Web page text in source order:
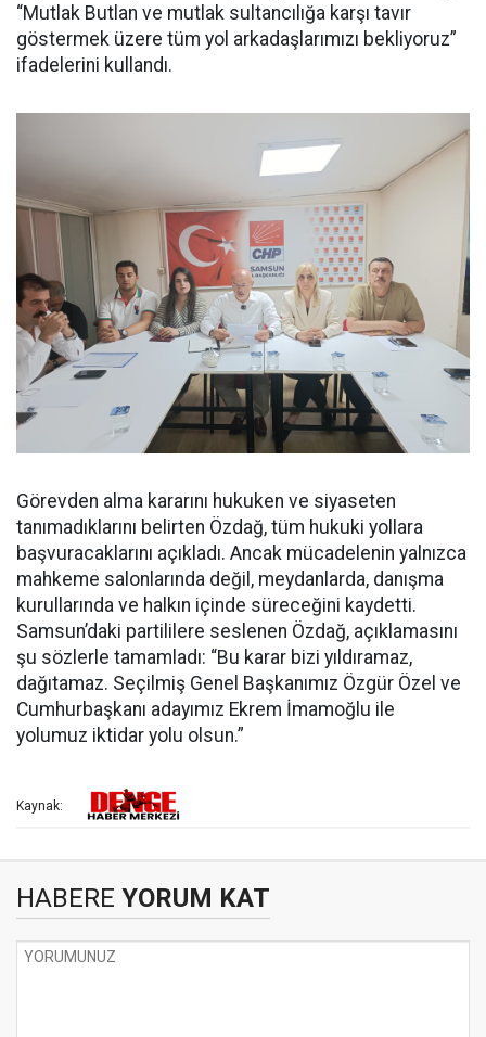
“Mutlak Butlan ve mutlak sultancılığa karşı tavır
göstermek üzere tüm yol arkadaşlarımızı bekliyoruz”
ifadelerini kullandı.
Görevden alma kararını hukuken ve siyaseten
tanımadıklarını belirten Özdağ, tüm hukuki yollara
başvuracaklarını açıkladı. Ancak mücadelenin yalnızca
mahkeme salonlarında değil, meydanlarda, danışma
kurullarında ve halkın içinde süreceğini kaydetti.
Samsun’daki partililere seslenen Özdağ, açıklamasını
şu sözlerle tamamladı: “Bu karar bizi yıldıramaz,
dağıtamaz. Seçilmiş Genel Başkanımız Özgür Özel ve
Cumhurbaşkanı adayımız Ekrem İmamoğlu ile
yolumuz iktidar yolu olsun.”
Kaynak:
HABERE YORUM KAT